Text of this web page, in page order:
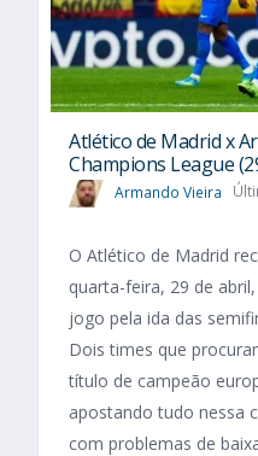
Atlético de Madrid x
Champions League
Armando Vieira
O Atlético de Madrid
quarta-feira, 29 de
jogo pela ida das
Dois times que
título de campeão
apostando tudo nessa
com problemas de